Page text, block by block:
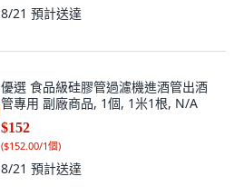
8/21 預計送達
優選 食品級硅膠管過濾機進酒管出酒
管專用 副廠商品, 1個, 1米1根, N/A
$152
($152.00/1個)
8/21 預計送達